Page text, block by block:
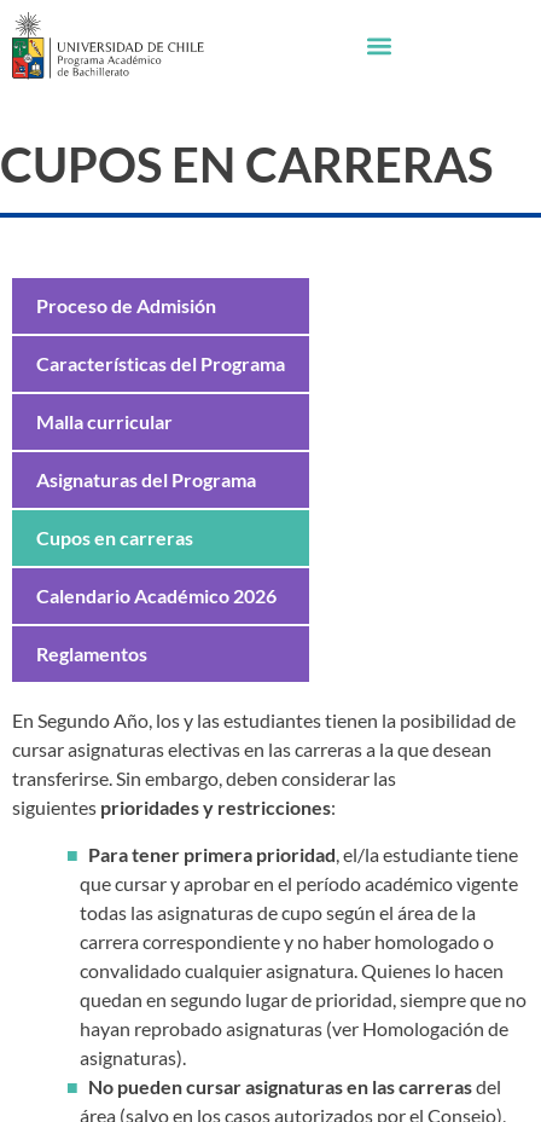
CUPOS EN CARRERAS
Proceso de Admisión
Características del Programa
Malla curricular
Asignaturas del Programa
Cupos en carreras
Calendario Académico 2026
Reglamentos
En Segundo Año, los y las estudiantes tienen la posibilidad de
cursar asignaturas electivas en las carreras a la que desean
transferirse. Sin embargo, deben considerar las
siguientes prioridades y restricciones:
Para tener primera prioridad , el/la estudiante tiene
que cursar y aprobar en el período académico vigente
todas las asignaturas de cupo según el área de la
carrera correspondiente y no haber homologado o
convalidado cualquier asignatura. Quienes lo hacen
quedan en segundo lugar de prioridad, siempre que no
hayan reprobado asignaturas (ver Homologación de
asignaturas).
No pueden cursar asignaturas en las carrerasdel
área (salvo en los casos autorizados por el Consejo),